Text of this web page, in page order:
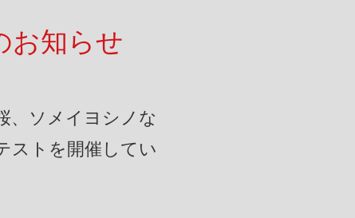
お知らせ
、ソメイヨシノな
ストを開催してい